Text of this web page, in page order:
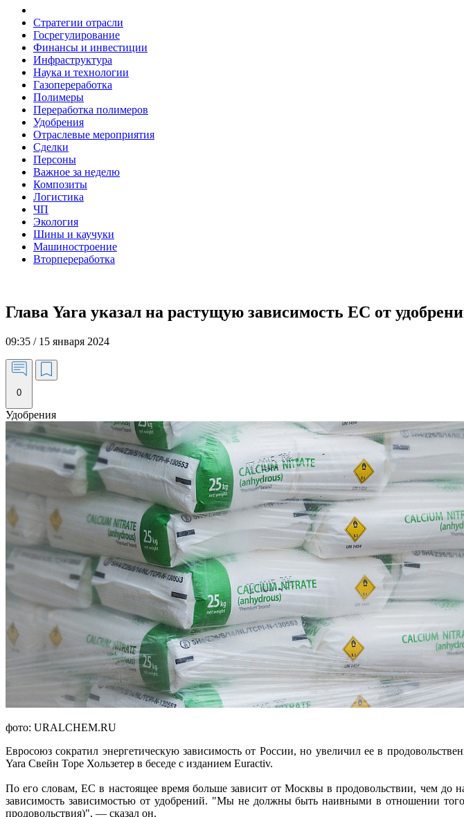
Стратегии отрасли
Госрегулирование
Финансы и инвестиции
Инфраструктура
Наука и технологии
Газопереработка
Полимеры
Переработка полимеров
Удобрения
Отраслевые мероприятия
Сделки
Персоны
Важное за неделю
Композиты
Логистика
ЧП
Экология
Шины и каучуки
Машиностроение
Вторпереработка
Глава Yara указал на растущую зависимость ЕС от
09:35 / 15 января 2024
0
фото: URALCHEM.RU
Евросоюз сократил энергетическую зависимость от России, но увеличил ее в
Yara Свейн Торе Хользетер в беседе с изданием Euractiv.
По его словам, ЕС в настоящее время больше зависит от Москвы в продовольствии, чем до
зависимость зависимостью от удобрений. "Мы не должны быть наивными в отношении
продовольствия)", — сказал он.